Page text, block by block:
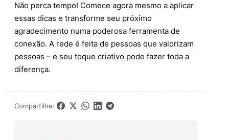
Não perca tempo! Comece agora mesmo a aplicar
essas dicas e transforme seu próximo
agradecimento numa poderosa ferramenta de
conexão. A rede é feita de pessoas que valorizam
pessoas – e seu toque criativo pode fazer toda a
diferença.
Compartilhe: